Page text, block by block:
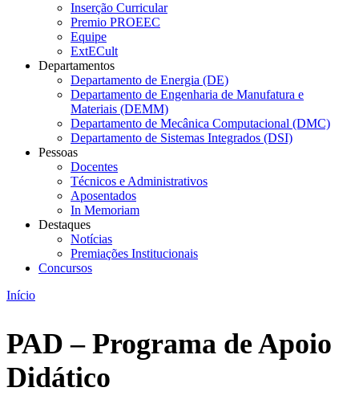
Inserção Curricular
Premio PROEEC
Equipe
ExtECult
Departamentos
Departamento de Energia (DE)
Departamento de Engenharia de Manufatura e
Materiais (DEMM)
Departamento de Mecânica Computacional (DMC)
Departamento de Sistemas Integrados (DSI)
Pessoas
Docentes
Técnicos e Administrativos
Aposentados
In Memoriam
Destaques
Notícias
Premiações Institucionais
Concursos
Início
PAD – Programa de Apoio
Didático